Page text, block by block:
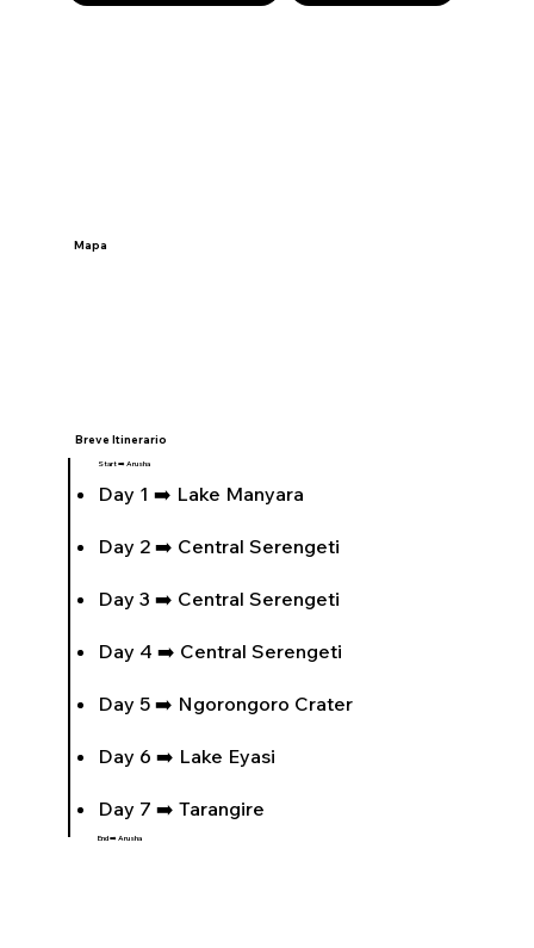
Mapa
Breve Itinerario
Start ➡️ Arusha
Day 1 ➡️ Lake Manyara
Day 2 ➡️ Central Serengeti
Day 3 ➡️ Central Serengeti
Day 4 ➡️ Central Serengeti
Day 5 ➡️ Ngorongoro Crater
Day 6 ➡️ Lake Eyasi
Day 7 ➡️ Tarangire
End ➡️ Arusha